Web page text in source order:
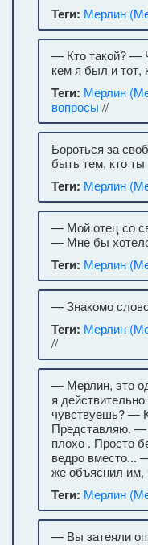
Теги: Мерлин
— Кто такой? —
кем я был и тот,
Теги: Мерлин
вопросы //
Бороться за
быть тем, кто ты
Теги: Мерлин
— Мой отец со
— Мне бы
Теги: Мерлин
— Знакомо
Теги: Мерлин
//
— Мерлин, это
я
чувствуешь? —
Представляю. —
плохо . Просто
ведро вместо...
же объяснил им,
Теги: Мерлин
— Вы затеяли